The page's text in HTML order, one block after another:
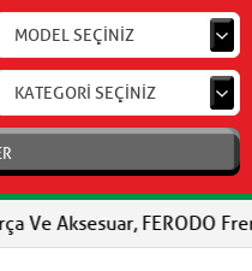
MODEL SEÇİNİZ
KATEGORİ SEÇİNİZ
FERODO Fren